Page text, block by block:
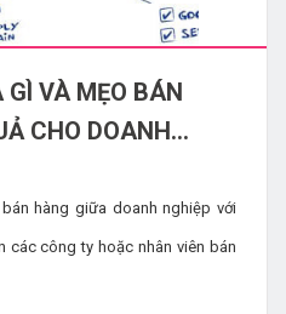
VÀ MẸO BÁN
CHO DOANH
hàng giữa doanh nghiệp với
các công ty hoặc nhân viên bán